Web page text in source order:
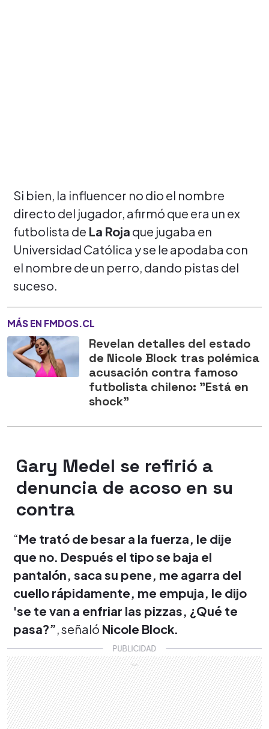
Si bien, la influencer no dio el nombre
directo del jugador, afirmó que era un ex
futbolista de La Roja que jugaba en
Universidad Católica y se le apodaba con
el nombre de un perro, dando pistas del
suceso.
MÁS EN FMDOS.CL
Revelan detalles del estado
de Nicole Block tras polémica
acusación contra famoso
futbolista chileno: "Está en
shock"
Gary Medel se refirió a
denuncia de acoso en su
contra
“Me trató de besar a la fuerza, le dije
que no. Después el tipo se baja el
pantalón, saca su pene, me agarra del
cuello rápidamente, me empuja, le dijo
'se te van a enfriar las pizzas, ¿Qué te
pasa?”, señaló Nicole Block.